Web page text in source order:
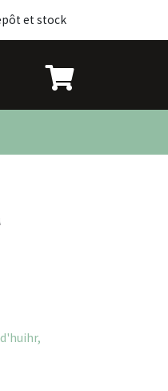
et stock